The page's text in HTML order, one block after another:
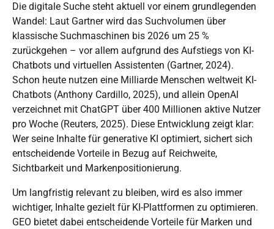
Die digitale Suche steht aktuell vor einem grundlegenden
Wandel: Laut Gartner wird das Suchvolumen über
klassische Suchmaschinen bis 2026 um 25 %
zurückgehen – vor allem aufgrund des Aufstiegs von KI-
Chatbots und virtuellen Assistenten (Gartner, 2024).
Schon heute nutzen eine Milliarde Menschen weltweit KI-
Chatbots (Anthony Cardillo, 2025), und allein OpenAI
verzeichnet mit ChatGPT über 400 Millionen aktive Nutzer
pro Woche (Reuters, 2025). Diese Entwicklung zeigt klar:
Wer seine Inhalte für generative KI optimiert, sichert sich
entscheidende Vorteile in Bezug auf Reichweite,
Sichtbarkeit und Markenpositionierung.
Um langfristig relevant zu bleiben, wird es also immer
wichtiger, Inhalte gezielt für KI-Plattformen zu optimieren.
GEO bietet dabei entscheidende Vorteile für Marken und